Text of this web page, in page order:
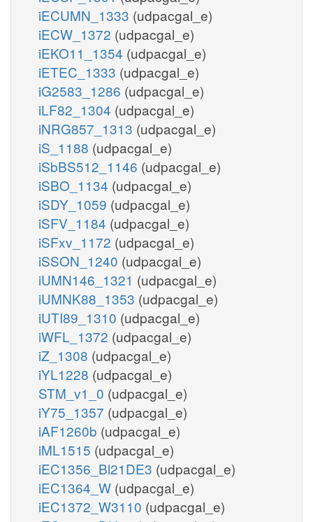
iECUMN_1333 (udpacgal_e)
iECW_1372 (udpacgal_e)
iEKO11_1354 (udpacgal_e)
iETEC_1333 (udpacgal_e)
iG2583_1286 (udpacgal_e)
iLF82_1304 (udpacgal_e)
iNRG857_1313 (udpacgal_e)
iS_1188 (udpacgal_e)
iSbBS512_1146 (udpacgal_e)
iSBO_1134 (udpacgal_e)
iSDY_1059 (udpacgal_e)
iSFV_1184 (udpacgal_e)
iSFxv_1172 (udpacgal_e)
iSSON_1240 (udpacgal_e)
iUMN146_1321 (udpacgal_e)
iUMNK88_1353 (udpacgal_e)
iUTI89_1310 (udpacgal_e)
iWFL_1372 (udpacgal_e)
iZ_1308 (udpacgal_e)
iYL1228 (udpacgal_e)
STM_v1_0 (udpacgal_e)
iY75_1357 (udpacgal_e)
iAF1260b (udpacgal_e)
iML1515 (udpacgal_e)
iEC1356_Bl21DE3 (udpacgal_e)
iEC1364_W (udpacgal_e)
iEC1372_W3110 (udpacgal_e)